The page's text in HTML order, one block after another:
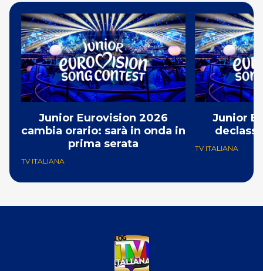
Junior Eurovision 2026
cambia orario: sarà in onda in
prima serata
TV ITALIANA
Junior
TV ITALIANA